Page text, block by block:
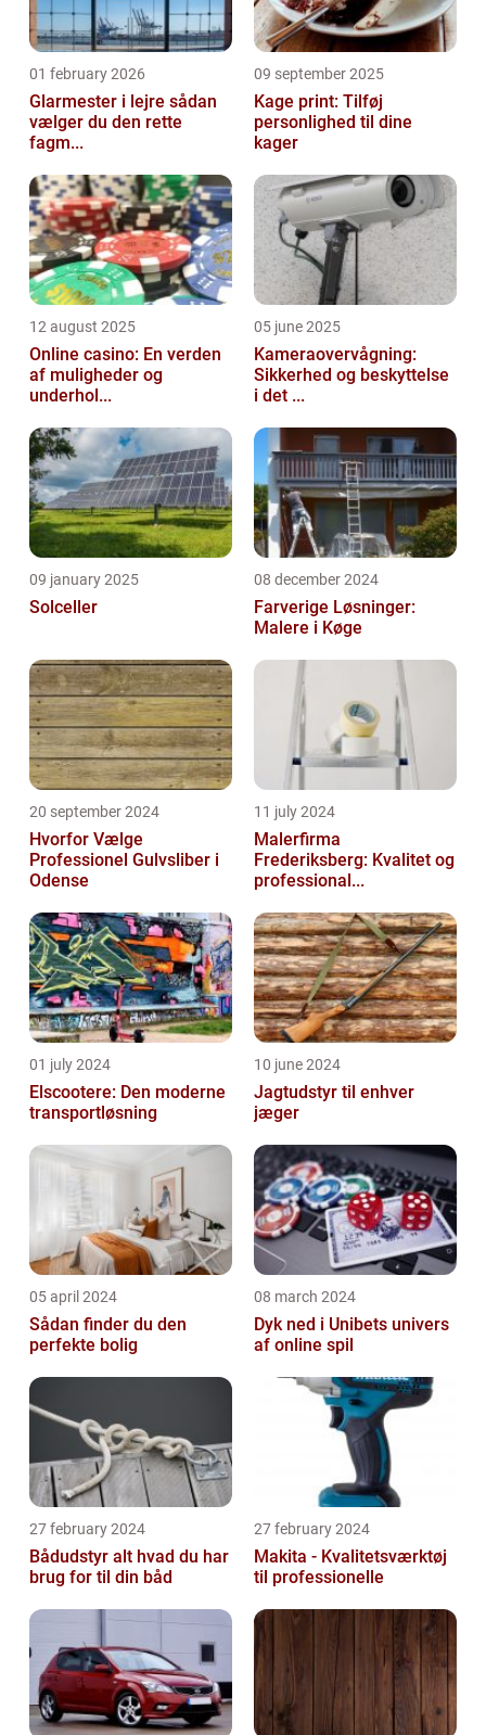
01 february 2026
Glarmester i lejre sådan
vælger du den rette
fagm...
09 september 2025
Kage print: Tilføj
personlighed til dine
kager
12 august 2025
Online casino: En verden
af muligheder og
underhol...
05 june 2025
Kameraovervågning:
Sikkerhed og beskyttelse
i det ...
09 january 2025
Solceller
08 december 2024
Farverige Løsninger:
Malere i Køge
20 september 2024
Hvorfor Vælge
Professionel Gulvsliber i
Odense
11 july 2024
Malerfirma
Frederiksberg: Kvalitet og
professional...
01 july 2024
Elscootere: Den moderne
transportløsning
10 june 2024
Jagtudstyr til enhver
jæger
05 april 2024
Sådan finder du den
perfekte bolig
08 march 2024
Dyk ned i Unibets univers
af online spil
27 february 2024
Bådudstyr alt hvad du har
brug for til din båd
27 february 2024
Makita - Kvalitetsværktøj
til professionelle